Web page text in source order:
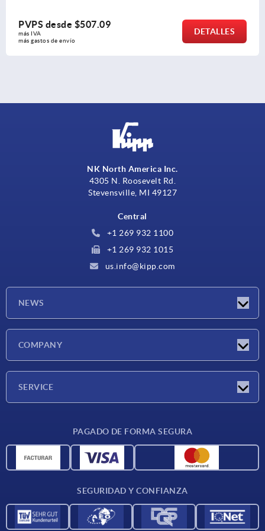
$507.09 PVPS
más IVA
más gastos de
NK North America Inc.
4305 N. Roosevelt Rd.
Stevensville, MI 49127
Central
+1 269 932 1100
+1 269 932 1015
us.info@kipp.com
NEWS
COMPANY
SERVICE
Materiales
PAGADO DE FORMA SEGURA
SEGURIDAD Y CONFIANZA